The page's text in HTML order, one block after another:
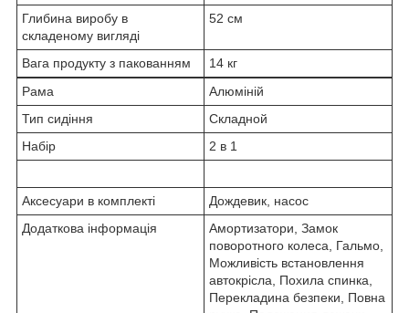
Глибина виробу в
складеному вигляді
52 см
Вага продукту з пакованням
14 кг
Рама
Алюміній
Тип сидіння
Складной
Набір
2 в 1
Аксесуари в комплекті
Дождевик, насос
Додаткова інформація
Амортизатори, Замок
поворотного колеса, Гальмо,
Можливість встановлення
автокрісла, Похила спинка,
Перекладина безпеки, Повна